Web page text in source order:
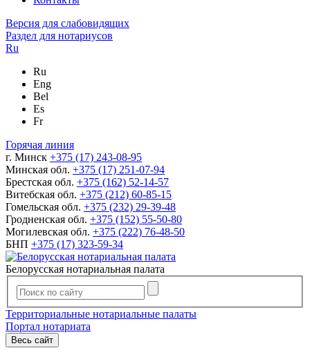
Версия для слабовидящих
Раздел для нотариусов
Ru
Ru
Eng
Bel
Es
Fr
Горячая линия
г. Минск +375 (17) 243-08-95
Минская обл. +375 (17) 251-07-94
Брестская обл. +375 (162) 52-14-57
Витебская обл. +375 (212) 60-85-15
Гомельская обл. +375 (232) 29-39-48
Гродненская обл. +375 (152) 55-50-80
Могилевская обл. +375 (222) 76-48-50
БНП +375 (17) 323-59-34
Белорусская нотариальная палата
Территориальные нотариальные палаты
Портал нотариата
Весь сайт